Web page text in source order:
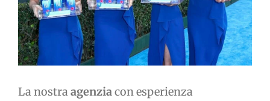
La nostraagenziacon esperienza